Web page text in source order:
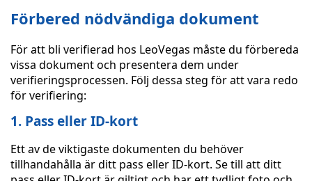
Förbered nödvändiga dokument
För att bli verifierad hos LeoVegas måste du förbereda
vissa dokument och presentera dem under
verifieringsprocessen. Följ dessa steg för att vara redo
för verifiering:
1. Pass eller ID-kort
Ett av de viktigaste dokumenten du behöver
tillhandahålla är ditt pass eller ID-kort. Se till att ditt